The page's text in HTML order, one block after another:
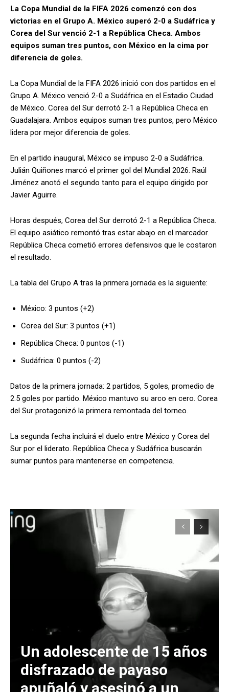
La Copa Mundial de la FIFA 2026 comenzó con dos
victorias en el Grupo A. México superó 2-0 a Sudáfrica y
Corea del Sur venció 2-1 a República Checa. Ambos
equipos suman tres puntos, con México en la cima por
diferencia de goles.
La Copa Mundial de la FIFA 2026 inició con dos partidos en el
Grupo A. México venció 2-0 a Sudáfrica en el Estadio Ciudad
de México. Corea del Sur derrotó 2-1 a República Checa en
Guadalajara. Ambos equipos suman tres puntos, pero México
lidera por mejor diferencia de goles.
En el partido inaugural, México se impuso 2-0 a Sudáfrica.
Julián Quiñones marcó el primer gol del Mundial 2026. Raúl
Jiménez anotó el segundo tanto para el equipo dirigido por
Javier Aguirre.
Horas después, Corea del Sur derrotó 2-1 a República Checa.
El equipo asiático remontó tras estar abajo en el marcador.
República Checa cometió errores defensivos que le costaron
el resultado.
La tabla del Grupo A tras la primera jornada es la siguiente:
México: 3 puntos (+2)
Corea del Sur: 3 puntos (+1)
República Checa: 0 puntos (-1)
Sudáfrica: 0 puntos (-2)
Datos de la primera jornada: 2 partidos, 5 goles, promedio de
2.5 goles por partido. México mantuvo su arco en cero. Corea
del Sur protagonizó la primera remontada del torneo.
La segunda fecha incluirá el duelo entre México y Corea del
Sur por el liderato. República Checa y Sudáfrica buscarán
sumar puntos para mantenerse en competencia.
Un adolescente de 15 años
disfrazado de payaso
apuñaló y asesinó a un